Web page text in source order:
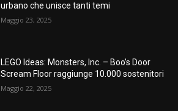
urbano che unisce tanti temi
Maggio 23, 2025
LEGO Ideas: Monsters, Inc. – Boo’s Door
Scream Floor raggiunge 10.000 sostenitori
Maggio 22, 2025